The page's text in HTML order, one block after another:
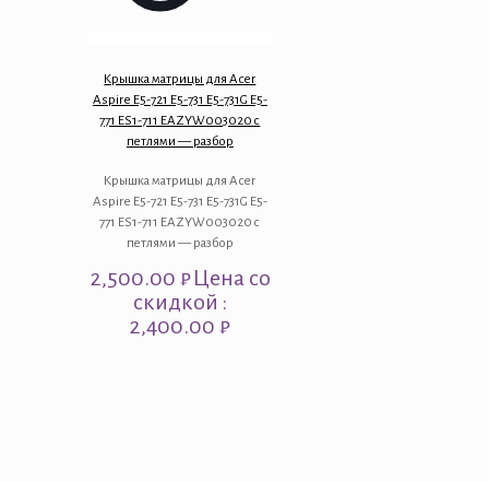
Крышка матрицы для Acer
Aspire E5-721 E5-731 E5-731G E5-
771 ES1-711 EAZYW003020 с
петлями — разбор
Крышка матрицы для Acer
Aspire E5-721 E5-731 E5-731G E5-
771 ES1-711 EAZYW003020 с
петлями — разбор
2,500.00 ₽Цена со
скидкой :
2,400.00 ₽